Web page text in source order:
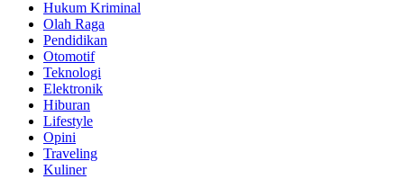
Hukum Kriminal
Olah Raga
Pendidikan
Otomotif
Teknologi
Elektronik
Hiburan
Lifestyle
Opini
Traveling
Kuliner